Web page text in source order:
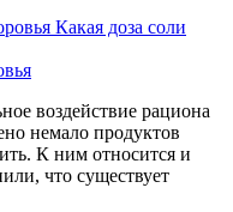
Какая доза соли
воздействие рациона
немало продуктов
К ним относится и
что существует